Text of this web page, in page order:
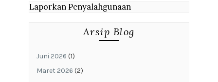
Laporkan Penyalahgunaan
Arsip Blog
Juni 2026 (1)
Maret 2026 (2)